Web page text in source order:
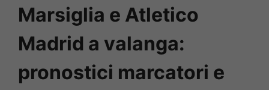
Marsiglia e Atletico
Madrid a valanga:
pronostici marcatori e